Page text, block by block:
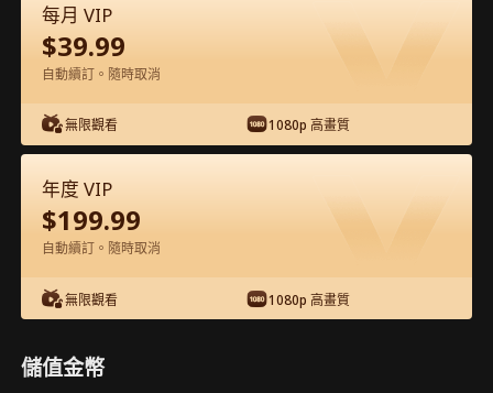
第25集 - 冰山總裁不能「愛」！火熱護士
來拯救 完整影片
1-50 51-60
25 28
每月 VIP
$39.99
自動續訂。隨時取消
無限觀看 1080p 高畫質
年度 VIP
$199.99
自動續訂。隨時取消
無限觀看 1080p 高畫質
儲值金幣